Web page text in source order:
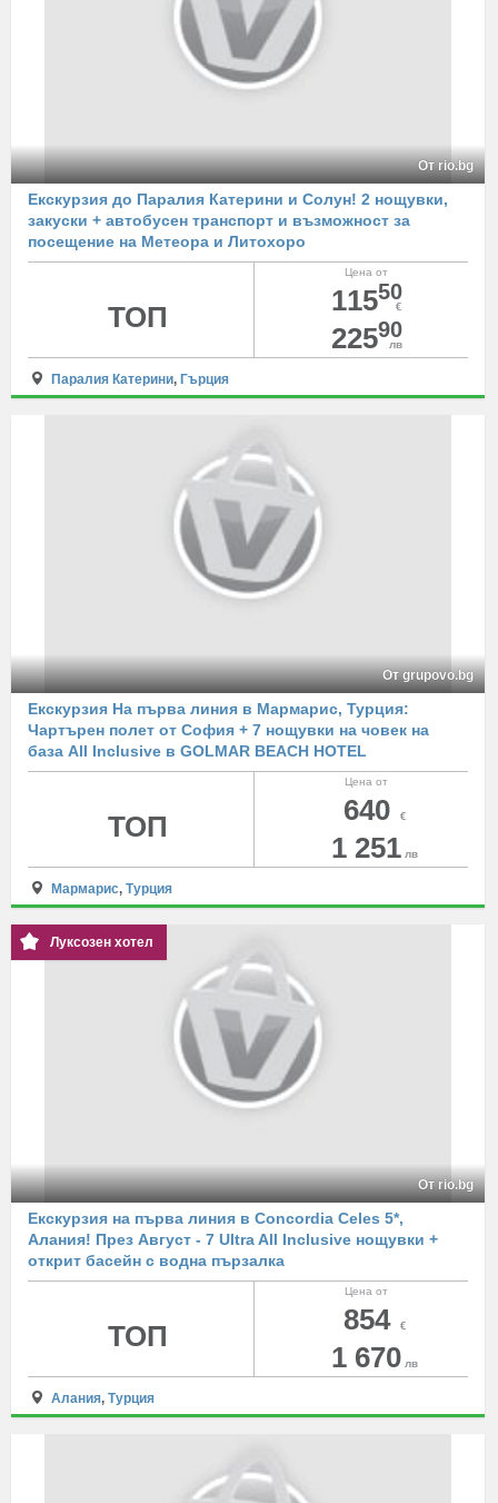
От rio.bg
Екскурзия до Паралия Катерини и Солун! 2 нощувки,
закуски + автобусен транспорт и възможност за
посещение на Метеора и Литохоро
Цена от
11550
€
22590
лв
ТОП
Паралия Катерини, Гърция
От grupovo.bg
Екскурзия На първа линия в Мармарис, Турция:
Чартърен полет от София + 7 нощувки на човек на
база All Inclusive в GOLMAR BEACH HOTEL
Цена от
640 €
1 251 лв
ТОП
Мармарис,Турция
Луксозен хотел
От rio.bg
Екскурзия на първа линия в Concordia Celes 5*,
Алания! През Август - 7 Ultra All Inclusive нощувки +
открит басейн с водна пързалка
Цена от
854 €
1 670 лв
ТОП
Алания,Турция